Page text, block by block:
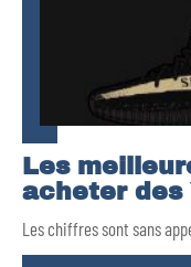
Les
acheter des
Les chiffres sont sans